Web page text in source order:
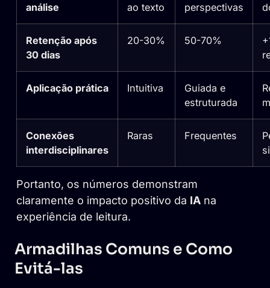
análise
ao texto
perspectivas
Retenção após
30 dias
20-30% 50-70%
Aplicação prática Intuitiva
Guiada e
estruturada
Conexões
interdisciplinares
Raras Frequentes
Portanto, os números demonstram
claramente o impacto positivo da IA na
experiência de leitura.
Armadilhas Comuns e Como
Evitá-las